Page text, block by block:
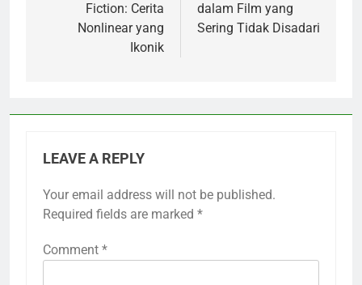
Fiction: Cerita
Nonlinear yang
Ikonik
dalam Film yang
Sering Tidak Disadari
LEAVE A REPLY
Your email address will not be published.
Required fields are marked *
Comment *